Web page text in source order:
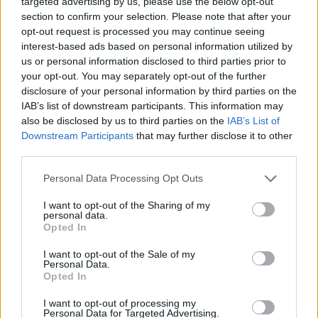
section to confirm your selection. Please note that after your
opt-out request is processed you may continue seeing
interest-based ads based on personal information utilized by
us or personal information disclosed to third parties prior to
your opt-out. You may separately opt-out of the further
disclosure of your personal information by third parties on the
IAB’s list of downstream participants. This information may
also be disclosed by us to third parties on the IAB’s List of
Downstream Participants that may further disclose it to other
Please note that this website/app uses one or more Google
not limited to your visit or usage behaviour. You may click to
grant or deny consent to Google and its third-party tags to
use your data for below specified purposes in below Google
consent section.
Personal Data Processing Opt Outs
I want to opt-out of the Sharing of my
personal data.
Opted In
I want to opt-out of the Sale of my
Personal Data.
Opted In
I want to opt-out of processing my
Personal Data for Targeted Advertising.
lamine incoerenti), spigolo che “molla” a metà
curva (rilascio anticipato o busto interno). Tre
correzioni universali: 1) spostare la pressione in
avanti sulpiede esternodurante l’ingresso; 2)
manteneretibieparallele e fianchi livellati,
evitando crolli interni; 3) dosare l’angolo con
caviglie e ginocchia prima di “sdraiare” con
l’anca. In caso di terreni duri, rientrare a un
gradualità di inclinazione e fidarsi dell’aderenza
costruita dal bordo vivo.
consapevoli
pressione sugli spigoli è progressiva e il raggio